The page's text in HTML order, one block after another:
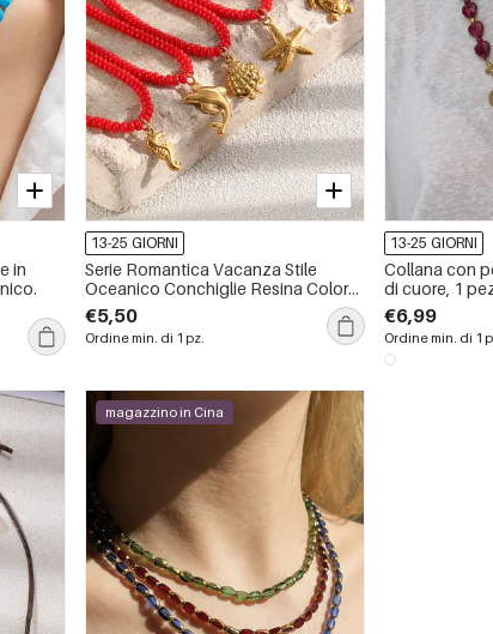
in
13-25 GIORNI
Serie Romantica Vacanza Stile
Oceanico Conchiglie Resina Colore
Oro Collane da Donna con Perline
€5,50
Ordine min. di 1 pz.
13-25 GIORNI
Collana con
di cuore, 1
€6,99
Ordine min. di 1
magazzino in Cina